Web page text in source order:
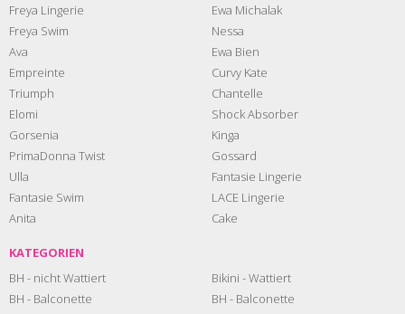
Freya Lingerie
Freya Swim
Ava
Empreinte
Triumph
Elomi
Gorsenia
PrimaDonna Twist
Ulla
Fantasie Swim
Anita
Ewa Michalak
Nessa
Ewa Bien
Curvy Kate
Chantelle
Shock Absorber
Kinga
Gossard
Fantasie Lingerie
LACE Lingerie
Cake
KATEGORIEN
BH - nicht Wattiert
BH - Balconette
Bikini - Wattiert
BH - Balconette